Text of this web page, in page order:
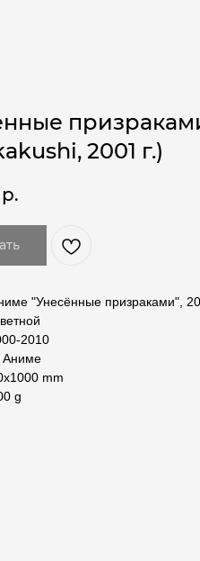
2001 г.)
р.
"Унесённые призраками",
2010
Аниме
mm
g